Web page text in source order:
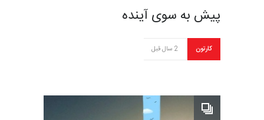
پیش به سوی آینده
کارتون 2 سال قبل